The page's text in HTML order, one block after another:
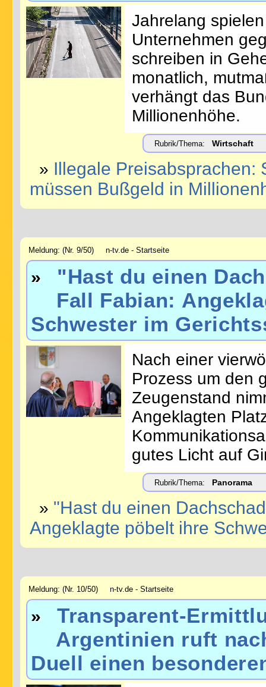
Jahrelang
Unternehmen
schreiben in
monatlich,
verhängt das
Millionenhöhe.
Rubrik/Thema: Wirtschaft
» Illegale Preisabsprachen:
müssen Bußgeld in
Meldung: (Nr. 9/50) n-tv.de - Startseite
» "Hast du einen
Fall Fabian:
Schwester im
Nach einer
Prozess um den
Zeugenstand
Angeklagten
gutes Licht auf
Rubrik/Thema: Panorama
» "Hast du einen
Angeklagte pöbelt ihre
Meldung: (Nr. 10/50) n-tv.de - Startseite
» Transparent-
Argentinien ruft
Duell einen